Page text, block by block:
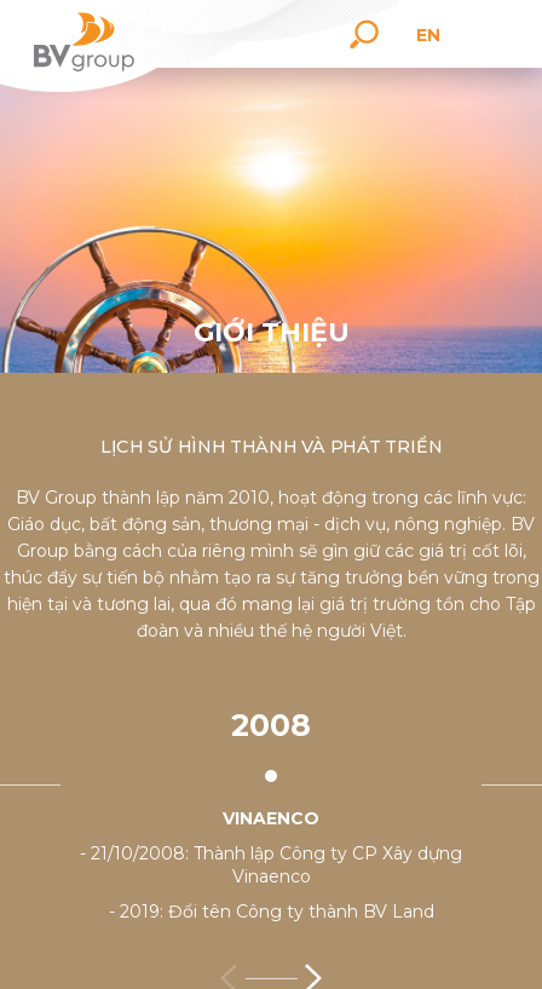
EN
GIỚI THIỆU
LỊCH SỬ HÌNH THÀNH VÀ PHÁT TRIỂN
BV Group thành lập năm 2010, hoạt động trong các lĩnh vực:
Giáo dục, bất động sản, thương mại - dịch vụ, nông nghiệp. BV
Group bằng cách của riêng mình sẽ gìn giữ các giá trị cốt lõi,
thúc đẩy sự tiến bộ nhằm tạo ra sự tăng trưởng bền vững trong
hiện tại và tương lai, qua đó mang lại giá trị trường tồn cho Tập
đoàn và nhiều thế hệ người Việt.
2008
VINAENCO
- 21/10/2008: Thành lập Công ty CP Xây dựng
Vinaenco
- 2019: Đổi tên Công ty thành BV Land